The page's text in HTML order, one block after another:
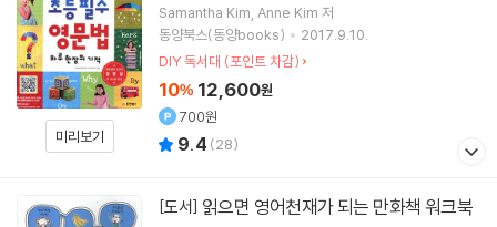
미리보기
Samantha Kim Anne Kim 저
동양북스(동양books)
2017.9.10.
DIY 독서대 (포인트 차감)
10% 12,600원
700원
9.4 (28)
[도서] 읽으면 영어천재가 되는 만화책 워크북